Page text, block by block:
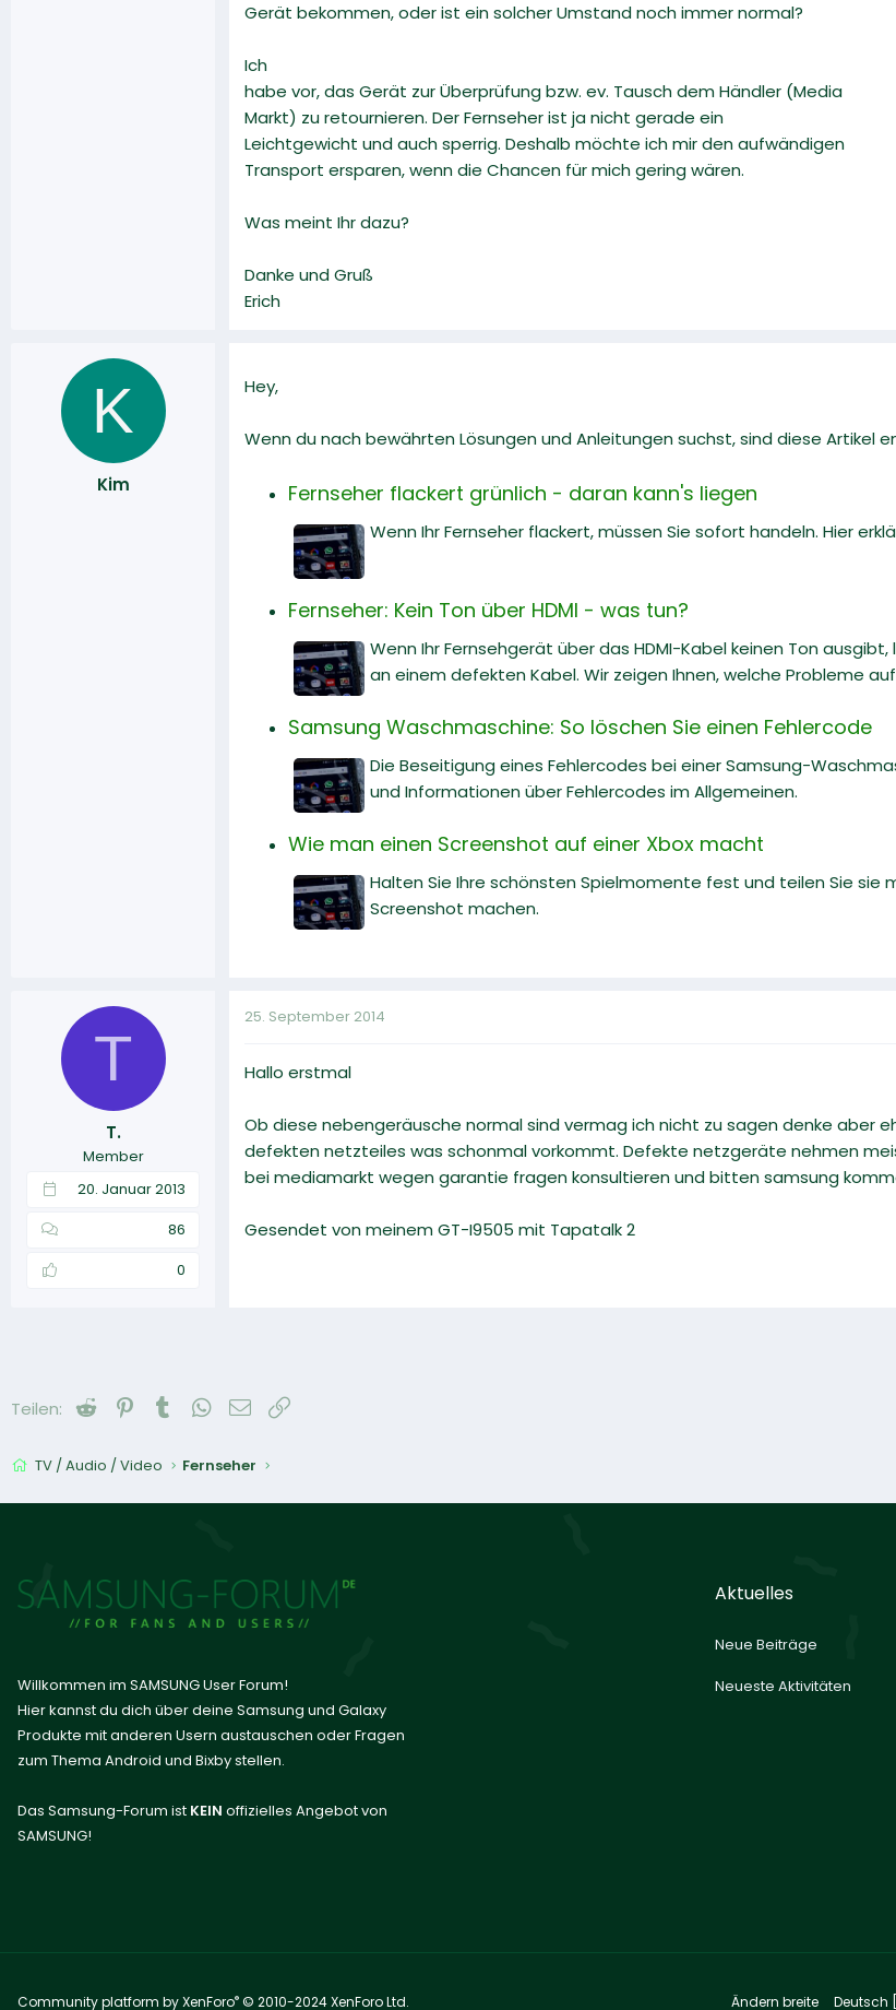
Gerät bekommen, oder ist ein solcher Umstand noch immer normal?
Ich
habe vor, das Gerät zur Überprüfung bzw. ev. Tausch dem Händler (Media
Markt) zu retournieren. Der Fernseher ist ja nicht gerade ein
Leichtgewicht und auch sperrig. Deshalb möchte ich mir den aufwändigen
Transport ersparen, wenn die Chancen für mich gering wären.
Was meint Ihr dazu?
Danke und Gruß
Erich
K
Kim
Hey,
Wenn du nach bewährten Lösungen und Anleitungen suchst, sind diese Artikel
Fernseher flackert grünlich - daran kann's liegen
Wenn Ihr Fernseher flackert, müssen Sie sofort handeln. Hier
Fernseher: Kein Ton über HDMI - was tun?
Wenn Ihr Fernsehgerät über das HDMI-Kabel keinen Ton
an einem defekten Kabel. Wir zeigen Ihnen, welche Probleme
Samsung Waschmaschine: So löschen Sie einen Fehlercode
Die Beseitigung eines Fehlercodes bei einer Samsung-
und Informationen über Fehlercodes im Allgemeinen.
Wie man einen Screenshot auf einer Xbox macht
Halten Sie Ihre schönsten Spielmomente fest und teilen Sie sie
Screenshot machen.
T
T.
Member
20. Januar 2013
86
0
25. September 2014
Hallo erstmal
Ob diese nebengeräusche normal sind vermag ich nicht zu sagen denke aber
defekten netzteiles was schonmal vorkommt. Defekte netzgeräte nehmen
bei mediamarkt wegen garantie fragen konsultieren und bitten samsung
Gesendet von meinem GT-I9505 mit Tapatalk 2
Teilen: Reddit PinterestTumblrWhatsApp
E-Mail
TV / Audio / Video Fernseher
Willkommen im SAMSUNG User Forum!
Hier kannst du dich über deine Samsung und Galaxy
Produkte mit anderen Usern austauschen oder Fragen
zum Thema Android und Bixby stellen.
Das Samsung-Forum ist KEIN offizielles Angebot von
SAMSUNG!
Aktuelles
Neue Beiträge
Neueste Aktivitäten
Community platform by XenForo® © 2010-2024 XenForo Ltd. Ändern breite Deutsch